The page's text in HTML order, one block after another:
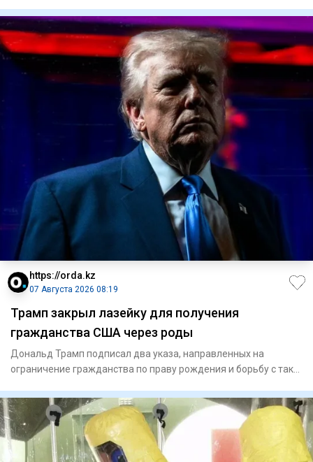
https://orda.kz
07 Августа 2026 08:19
Трамп закрыл лазейку для получения
гражданства США через роды
Дональд Трамп подписал два указа, направленных на
ограничение гражданства по праву рождения и борьбу с так